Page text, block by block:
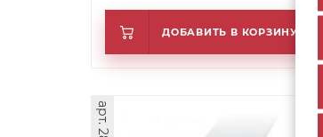
ДОБАВИТЬ В КОРЗИНУ